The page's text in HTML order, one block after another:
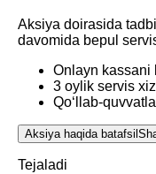
Aksiya doirasida
davomida bepul
Onlayn kassani
3 oylik servis
Qoʻllab-
Aksiya haqida batafsil
Tejaladi